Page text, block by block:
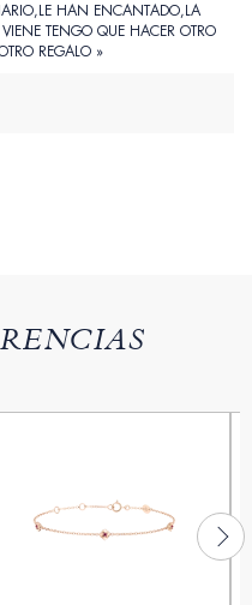
HAN ENCANTADO,LA
TENGO QUE HACER OTRO
REGALO »